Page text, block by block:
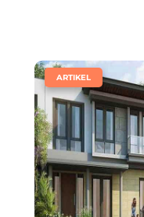
ARTIKEL